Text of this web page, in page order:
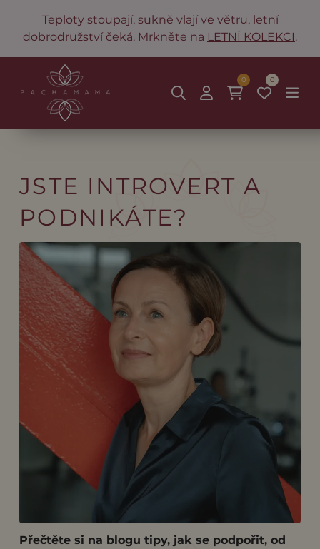
Teploty stoupají, sukně vlají ve větru, letní
dobrodružství čeká. Mrkněte na LETNÍ KOLEKCI.
0
0
JSTE INTROVERT A
PODNIKÁTE?
Přečtěte si na blogu tipy, jak se podpořit, od